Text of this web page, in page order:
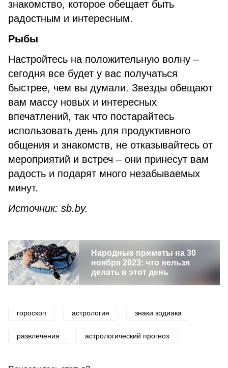
знакомство, которое обещает быть
радостным и интересным.
Рыбы
Настройтесь на положительную волну –
сегодня все будет у вас получаться
быстрее, чем вы думали. Звезды обещают
вам массу новых и интересных
впечатлений, так что постарайтесь
использовать день для продуктивного
общения и знакомств, не отказывайтесь от
мероприятий и встреч – они принесут вам
радость и подарят много незабываемых
минут.
Источник: sb.by.
Народные приметы на 30
ноября 2023: что нельзя
делать в этот день
гороскоп астрология знаки зодиака
развлечения астрологический прогноз